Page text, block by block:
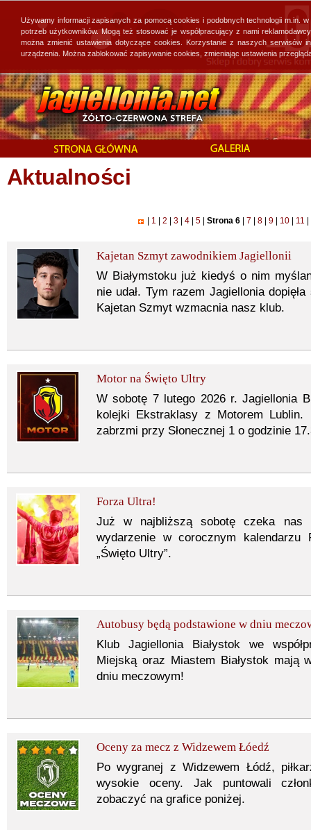
Aktualności
| 1 2 3 4 5 |Strona 6 7 8 9 10 11
Kajetan Szmyt zawodnikiem Jagiellonii
W Białymstoku już kiedyś o nim
nie udał. Tym razem Jagiellonia
Kajetan Szmyt wzmacnia nasz klub.
Motor na Święto Ultry
W sobotę 7 lutego 2026 r. Jagiellonia
kolejki Ekstraklasy z Motorem Lublin.
zabrzmi przy Słonecznej 1 o godzinie
Forza Ultra!
Już w najbliższą sobotę czeka nas
wydarzenie w corocznym kalendarzu
„Święto Ultry”.
Autobusy będą podstawione w dniu
Klub Jagiellonia Białystok we
Miejską oraz Miastem Białystok mają
dniu meczowym!
Oceny za mecz z Widzewem Łóedź
Po wygranej z Widzewem Łódź,
wysokie oceny. Jak puntowali
zobaczyć na grafice poniżej.
Używamy informacji zapisanych za pomocą cookies i podobnych technologii
potrzeb użytkowników. Mogą też stosować je współpracujący z nami
można zmienić ustawienia dotyczące cookies. Korzystanie z naszych
urządzenia. Można zablokować zapisywanie cookies, zmieniając ustawienia